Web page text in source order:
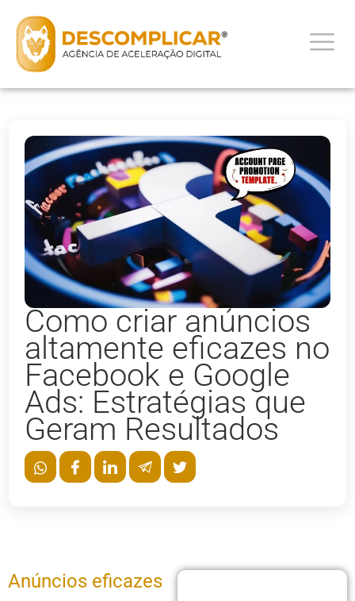
Como criar anúncios
altamente eficazes no
Facebook e Google
Ads: Estratégias que
Geram Resultados
Anúncios eficazes